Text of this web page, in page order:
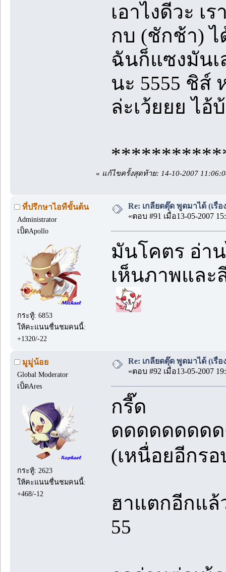
เอาไงดีวะ เ
กบ (ชักช้า)
ฉันก็แซงมัน
นะ 5555 ชิส์
ล่ะเว้ยยย ไอ้
« แก้ไขครั้งสุดท้าย: 14-10-2007
ที่ปรึกษาไอทีขั้นต้น
Administrator
เป็ดApollo
กระทู้: 6853
ให้คะแนนชื่นชมคนนี้:
+1320/-22
Re: เกลียดตุ๊ด พูดมาได้ (เรื่
«ตอบ #91 เมื่อ13-05-2007
มันโคตร อ่า
เห็นภาพแล
มูมู่น้อย
Global Moderator
เป็ดAres
กระทู้: 2623
ให้คะแนนชื่นชมคนนี้:
+468/-12
Re: เกลียดตุ๊ด พูดมาได้ (เรื่
«ตอบ #92 เมื่อ13-05-2007
กรี๊ด
ดดดดดดดด
(เหนื่อยอีกร
ฮาแตกอีกแ
55